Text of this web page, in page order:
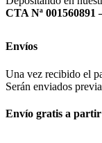
CTA Nª 001560891
Envíos
Una vez recibido el
Serán enviados
Envío gratis a